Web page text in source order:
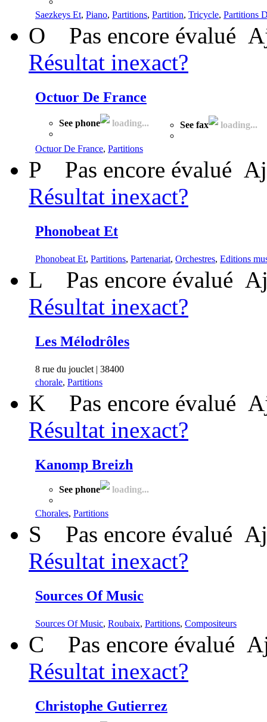
Saezkeys Et, Piano, Partitions, Partition, Tricycle, Partitions
O Pas encore évalué
Résultat inexact?
Octuor De France
See phone loading... See fax loading...
Octuor De France, Partitions
P Pas encore évalué
Résultat inexact?
Phonobeat Et
Phonobeat Et, Partitions, Partenariat, Orchestres, Editions
L Pas encore évalué
Résultat inexact?
Les Mélodrôles
8 rue du jouclet | 38400
chorale, Partitions
K Pas encore évalué
Résultat inexact?
Kanomp Breizh
See phone loading...
Chorales, Partitions
S Pas encore évalué
Résultat inexact?
Sources Of Music
Sources Of Music, Roubaix, Partitions, Compositeurs
C Pas encore évalué
Résultat inexact?
Christophe Gutierrez